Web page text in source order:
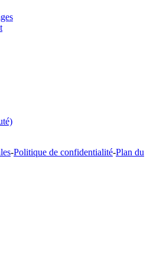
-Politique de confidentialité-Plan du